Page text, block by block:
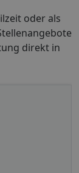
oder als
direkt in